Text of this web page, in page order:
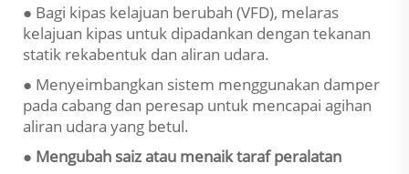
● Bagi kipas kelajuan berubah (VFD), melaras
kelajuan kipas untuk dipadankan dengan tekanan
statik rekabentuk dan aliran udara.
● Menyeimbangkan sistem menggunakan damper
pada cabang dan peresap untuk mencapai agihan
aliran udara yang betul.
● Mengubah saiz atau menaik taraf peralatan